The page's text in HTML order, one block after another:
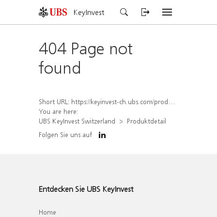
KeyInvest
404 Page not
found
Short URL: https://keyinvest-ch.ubs.com/produkt/detail/index/isin/CH1578790284
You are here:
UBS KeyInvest Switzerland
Produktdetail
Folgen Sie uns auf
Entdecken Sie UBS KeyInvest
Home